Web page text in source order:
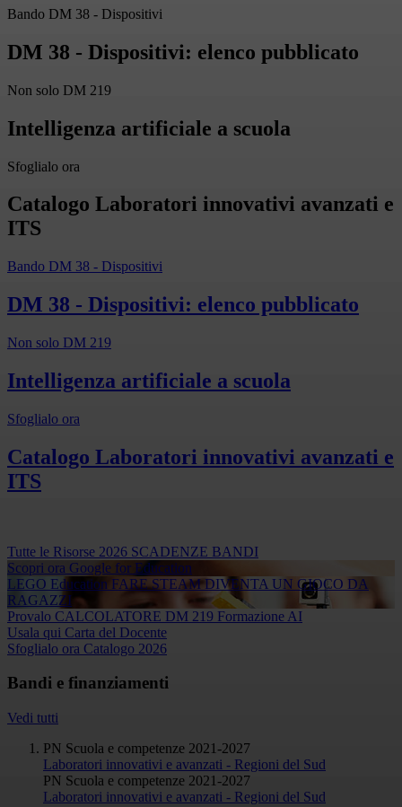
Bando DM 38 - Dispositivi
DM 38 - Dispositivi: elenco pubblicato
Non solo DM 219
Intelligenza artificiale a scuola
Sfoglialo ora
Catalogo Laboratori innovativi avanzati e
ITS
Bando DM 38 - Dispositivi
DM 38 - Dispositivi: elenco pubblicato
Non solo DM 219
Intelligenza artificiale a scuola
Sfoglialo ora
Catalogo Laboratori innovativi avanzati e
ITS
Tutte le Risorse 2026 SCADENZE BANDI
Scopri ora Google for Education
LEGO Education FARE STEAM DIVENTA UN GIOCO DA
RAGAZZI
Provalo CALCOLATORE DM 219 Formazione AI
Usala qui Carta del Docente
Sfoglialo ora Catalogo 2026
Bandi e finanziamenti
Vedi tutti
PN Scuola e competenze 2021-2027
Laboratori innovativi e avanzati - Regioni del Sud
PN Scuola e competenze 2021-2027
Laboratori innovativi e avanzati - Regioni del Sud